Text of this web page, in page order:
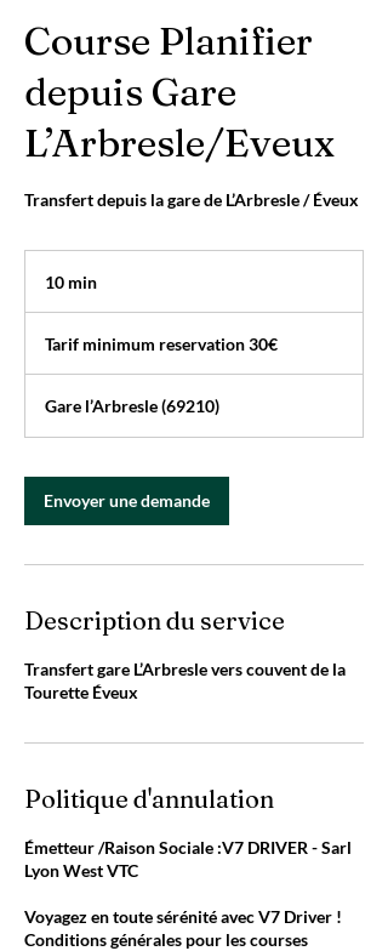
Course Planifier
depuis Gare
L’Arbresle/Eveux
Transfert depuis la gare de L’Arbresle / Éveux
10 min
i
n
reservation
Tarif minimum reservation 30€
Gare l’Arbresle (69210)
Envoyer une demande
Description du service
Transfert gare L’Arbresle vers couvent de la
Tourette Éveux
Politique d'annulation
Émetteur /Raison Sociale :V7 DRIVER - Sarl
Lyon West VTC
Voyagez en toute sérénité avec V7 Driver !
Conditions générales pour les courses